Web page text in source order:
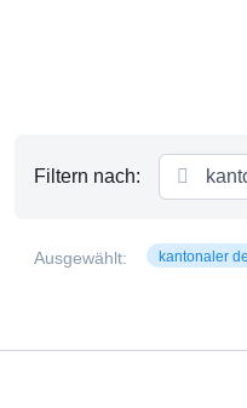
Filtern nach:
Ausgewählt: kantonaler